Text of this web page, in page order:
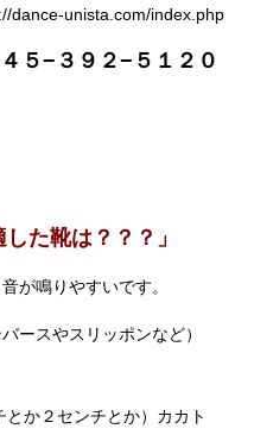
dance-unista.com/index.php
５−３９２−５１２０
た靴は？？？」
が鳴りやすいです。
ースやスリッポンなど）
か２センチとか）カカト